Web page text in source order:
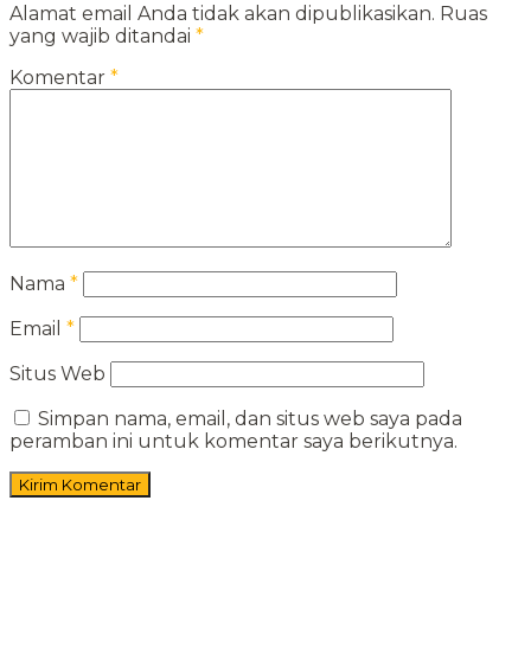
Alamat email Anda tidak akan dipublikasikan. Ruas
yang wajib ditandai *
Komentar *
Nama *
Email *
Situs Web
Simpan nama, email, dan situs web saya pada
peramban ini untuk komentar saya berikutnya.